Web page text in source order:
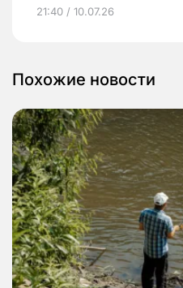
21:40 / 10.07.26
Похожие новости